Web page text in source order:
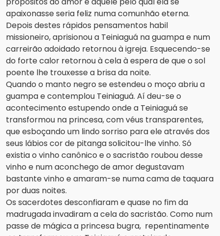
apaixonasse seria feliz numa comunhão eterna.
Depois destes rápidos pensamentos habil
missioneiro, aprisionou a Teiniaguá na guampa e num
carreirão adoidado retornou à igreja. Esquecendo-se
do forte calor retornou à cela à espera de que o sol
poente lhe trouxesse a brisa da noite.
Quando o manto negro se estendeu o moço abriu a
guampa e contemplou Teiniaguá. Aí deu-se o
acontecimento estupendo onde a Teiniaguá se
transformou na princesa, com véus transparentes,
que esboçando um lindo sorriso para ele através dos
seus lábios cor de pitanga solicitou-lhe vinho. Só
existia o vinho canônico e o sacristão roubou desse
vinho e num aconchego de amor degustavam
bastante vinho e amaram-se numa cama de taquara
por duas noites.
Os sacerdotes desconfiaram e quase no fim da
madrugada invadiram a cela do sacristão. Como num
passe de mágica a princesa bugra, repentinamente